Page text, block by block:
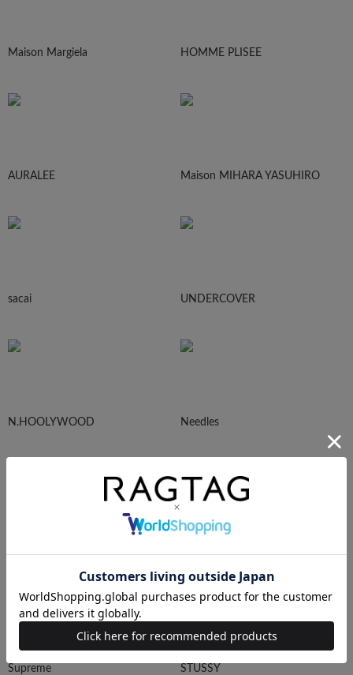
Maison Margiela HOMME PLISEE
AURALEE Maison MIHARA YASUHIRO
sacai UNDERCOVER
N.HOOLYWOOD Needles
Supreme STUSSY